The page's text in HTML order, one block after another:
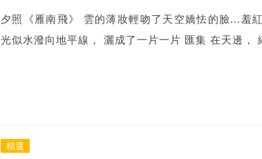
夕照《雁南飛》 雲的薄妝輕吻了天空嬌怯的臉...羞
光似水潑向地平線， 灑成了一片一片 匯集 在天邊，
精選